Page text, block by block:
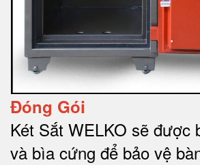
Đóng Gói
Két Sắt WELKO sẽ được
và bìa cứng để bảo vệ